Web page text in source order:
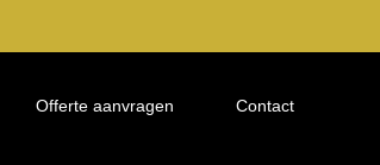
Offerte aanvragen Contact